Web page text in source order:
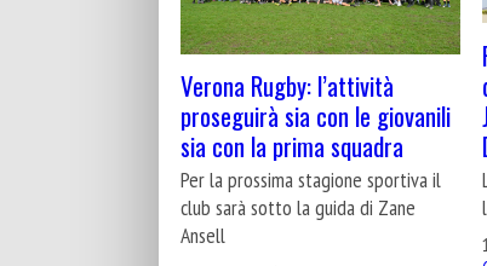
Verona Rugby: l’attività
proseguirà sia con le giovanili
sia con la prima squadra
Per la prossima stagione sportiva il
club sarà sotto la guida di Zane
Ansell